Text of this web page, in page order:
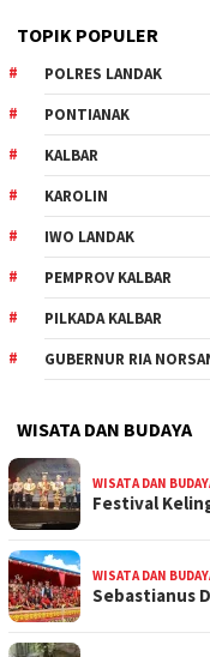
TOPIK POPULER
POLRES LANDAK
PONTIANAK
KALBAR
KAROLIN
IWO LANDAK
PEMPROV KALBAR
PILKADA KALBAR
GUBERNUR RIA
WISATA DAN BUDAYA
WISATA DAN
Festival
WISATA DAN
Sebastianus